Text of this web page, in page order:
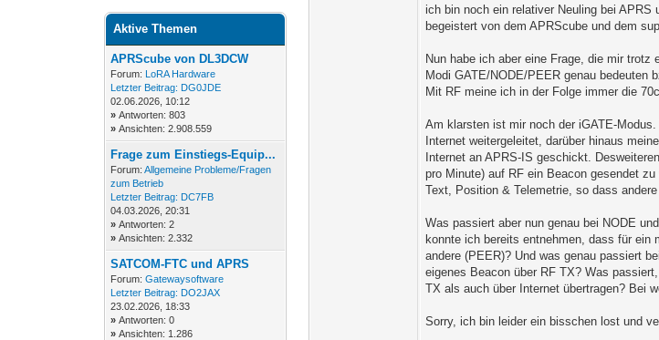
Aktive Themen
APRScube von DL3DCW
Forum: LoRA Hardware
Letzter Beitrag: DG0JDE
02.06.2026, 10:12
»Antworten: 803
»Ansichten: 2.908.559
Frage zum Einstiegs-Equip...
Forum:Allgemeine Probleme/Fragen
zum Betrieb
Letzter Beitrag: DC7FB
04.03.2026, 20:31
»Antworten: 2
»Ansichten: 2.332
SATCOM-FTC und APRS
Forum:Gatewaysoftware
Letzter Beitrag: DO2JAX
23.02.2026, 18:33
»Antworten: 0
»Ansichten: 1.286
ich bin noch ein relativer Neuling bei
begeistert von dem APRScube und dem
Nun habe ich aber eine Frage, die mir
Modi GATE/NODE/PEER genau bedeuten
Mit RF meine ich in der Folge immer die
Am klarsten ist mir noch der iGATE-
Internet weitergeleitet, darüber hinaus
Internet an APRS-IS geschickt.
pro Minute) auf RF ein Beacon gesendet
Text, Position & Telemetrie, so dass
Was passiert aber nun genau bei NODE
konnte ich bereits entnehmen, dass für ein
andere (PEER)? Und was genau passiert
eigenes Beacon über RF TX? Was
TX als auch über Internet übertragen? Bei
Sorry, ich bin leider ein bisschen lost und